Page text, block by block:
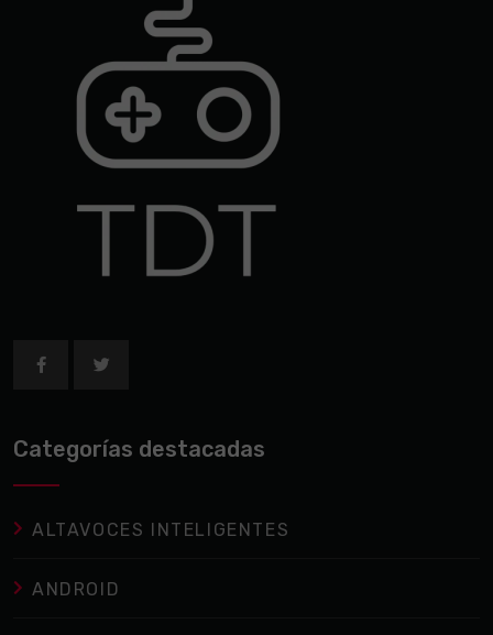
Categorías destacadas
ALTAVOCES INTELIGENTES
ANDROID